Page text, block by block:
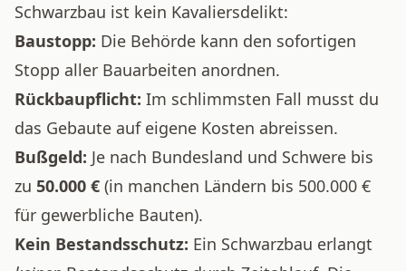
Schwarzbau ist kein Kavaliersdelikt:
Baustopp: Die Behörde kann den sofortigen
Stopp aller Bauarbeiten anordnen.
Rückbaupflicht: Im schlimmsten Fall musst du
das Gebaute auf eigene Kosten abreissen.
Bußgeld: Je nach Bundesland und Schwere bis
zu 50.000 € (in manchen Ländern bis 500.000 €
für gewerbliche Bauten).
Kein Bestandsschutz: Ein Schwarzbau erlangt